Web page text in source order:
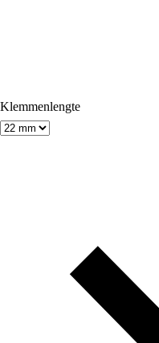
Klemmenlengte